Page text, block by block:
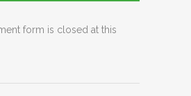
form is closed at this